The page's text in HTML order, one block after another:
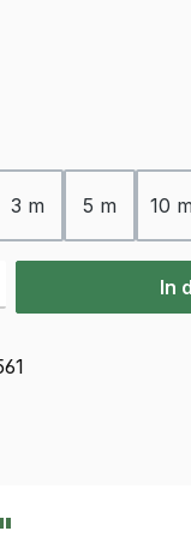
3 m 5 m 10
den gewünschten
In